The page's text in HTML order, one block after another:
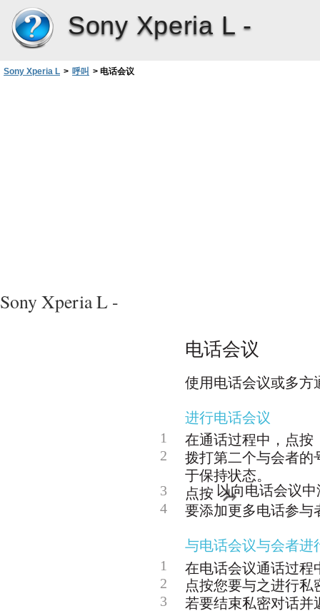
Sony Xperia L -
Sony Xperia L > 呼叫 > 电话会议
Sony Xperia L -
电话会议
使用电话会议或多方
进行电话会议
1
在通话过程中，点按
2
拨打第二个与会者的
于保持状态。
3
点按 以向电话会议
4
要添加更多电话参与
与电话会议与会者进
1
在电话会议通话过程
2
点按您要与之进行
3
若要结束私密对话并